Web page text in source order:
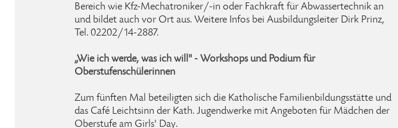
Bereich wie Kfz-Mechatroniker/-in oder Fachkraft für Abwassertechnik an
und bildet auch vor Ort aus. Weitere Infos bei Ausbildungsleiter Dirk Prinz,
Tel. 02202/14-2887.
„Wie ich werde, was ich will" - Workshops und Podium für
Oberstufenschülerinnen
Zum fünften Mal beteiligten sich die Katholische Familienbildungsstätte und
das Café Leichtsinn der Kath. Jugendwerke mit Angeboten für Mädchen der
Oberstufe am Girls' Day.